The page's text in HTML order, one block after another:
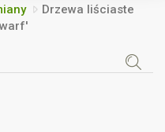
Drzewa liściaste